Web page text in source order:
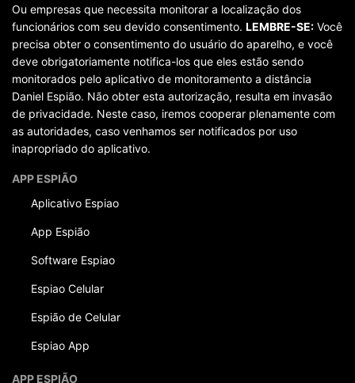
Ou empresas que necessita monitorar a localização dos
funcionários com seu devido consentimento. LEMBRE-SE: Você
precisa obter o consentimento do usuário do aparelho, e você
deve obrigatoriamente notifica-los que eles estão sendo
monitorados pelo aplicativo de monitoramento a distância
Daniel Espião. Não obter esta autorização, resulta em invasão
de privacidade. Neste caso, iremos cooperar plenamente com
as autoridades, caso venhamos ser notificados por uso
inapropriado do aplicativo.
APP ESPIÃO
Aplicativo Espiao
App Espião
Software Espiao
Espiao Celular
Espião de Celular
Espiao App
APP ESPIÃO